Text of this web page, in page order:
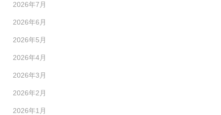
2026年7月
2026年6月
2026年5月
2026年4月
2026年3月
2026年2月
2026年1月